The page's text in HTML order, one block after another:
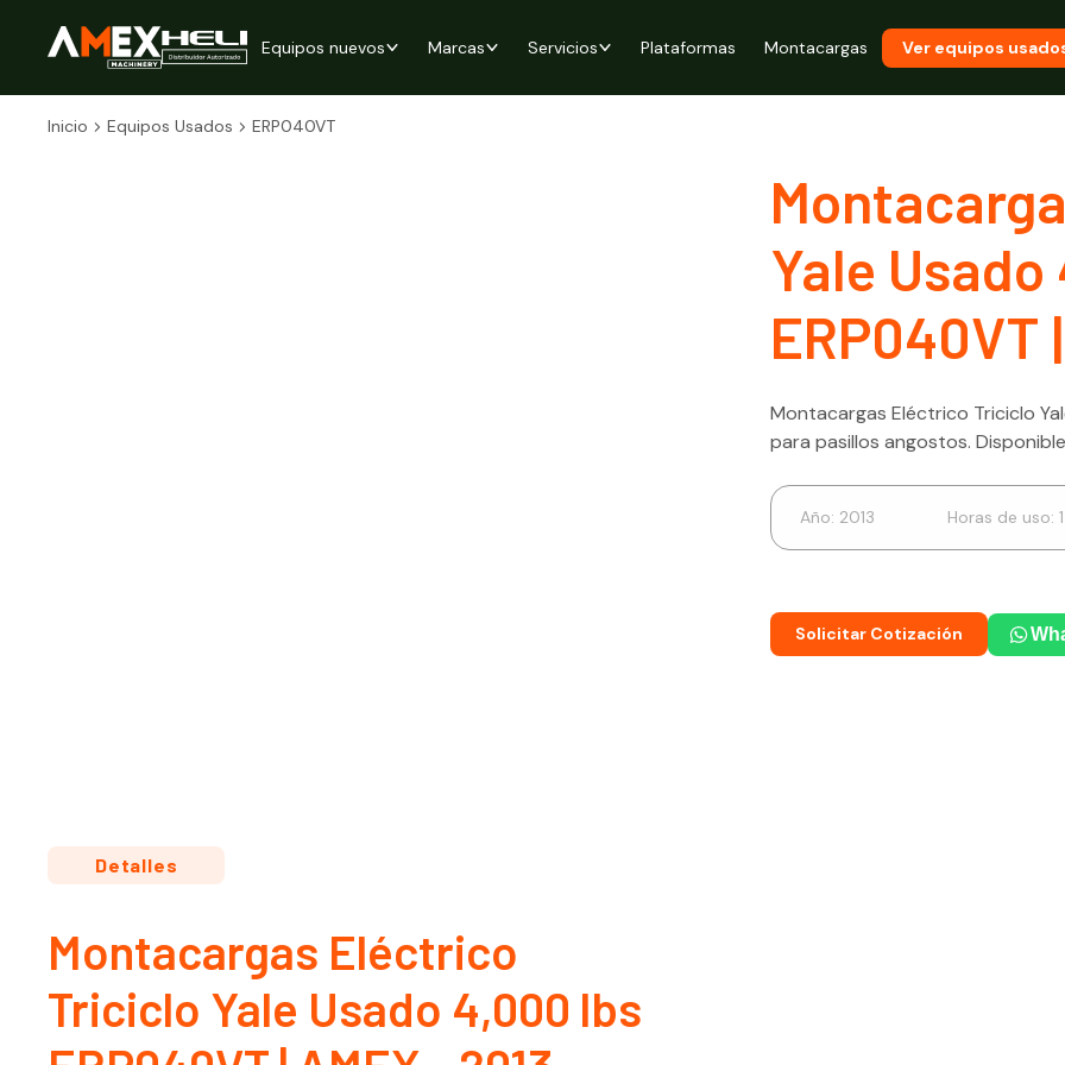
Equipos nuevos Marcas Servicios Plataformas Montacargas Ver equipos
Inicio Equipos Usados ERP040VT
Yale
ERP040VT
Montacargas Eléctrico Triciclo
para pasillos angostos.
Año: 2013 Horas de uso: 1
Solicitar Cotización
Detalles
Montacargas Eléctrico
Triciclo Yale Usado 4,000 lbs